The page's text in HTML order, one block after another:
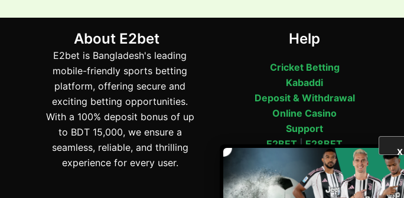
X
About E2bet
E2bet is Bangladesh's leading
mobile-friendly sports betting
platform, offering secure and
exciting betting opportunities.
With a 100% deposit bonus of up
to BDT 15,000, we ensure a
seamless, reliable, and thrilling
experience for every user.
Help
Cricket Betting
Kabaddi
Deposit & Withdrawal
Online Casino
Support
E2BET | E28BET